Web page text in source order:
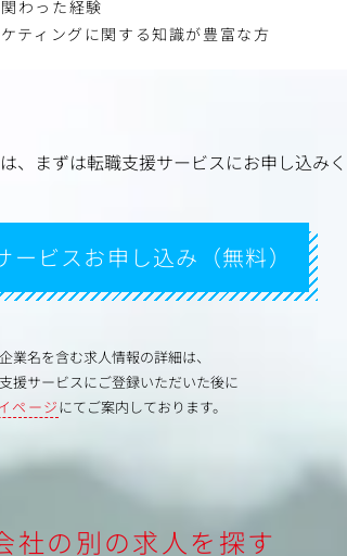
わった経験
ティングに関する知識が豊富な方
、 まずは転職支援サービスにお申し込み
ービスお申し込み（無料）
企業名を含む求人情報の詳細は、
援サービスにご登録いただいた後に
ページにてご案内しております。
社の別の求人を探す